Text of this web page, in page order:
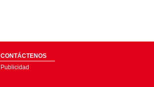
CONTÁCTENOS
Publicidad